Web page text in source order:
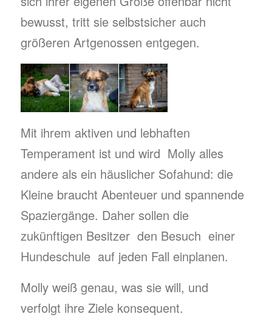
bewusst, tritt sie selbstsicher auch
größeren Artgenossen entgegen.
Mit ihrem aktiven und lebhaften
Temperament ist und wird Molly alles
andere als ein häuslicher Sofahund: die
Kleine braucht Abenteuer und spannende
Spaziergänge. Daher sollen die
zukünftigen Besitzer den Besuch einer
Hundeschule auf jeden Fall einplanen.
Molly weiß genau, was sie will, und
verfolgt ihre Ziele konsequent.